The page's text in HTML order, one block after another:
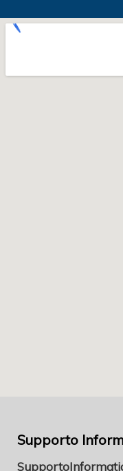
Supporto